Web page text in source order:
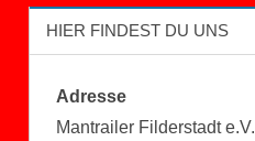
HIER FINDEST DU UNS
Adresse
Mantrailer Filderstadt e.V.